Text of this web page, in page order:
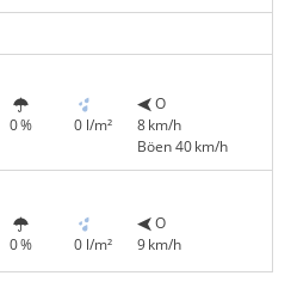
0 % 0 l/m²
O
8 km/h
Böen 40 km/h
0 % 0 l/m²
O
9 km/h